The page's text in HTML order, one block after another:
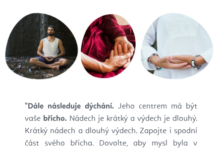
"Dále následuje dýchání. Jeho centrem má být
vaše břicho. Nádech je krátký a výdech je dlouhý.
Krátký nádech a dlouhý výdech. Zapojte i spodní
část svého břicha. Dovolte, aby mysl byla v